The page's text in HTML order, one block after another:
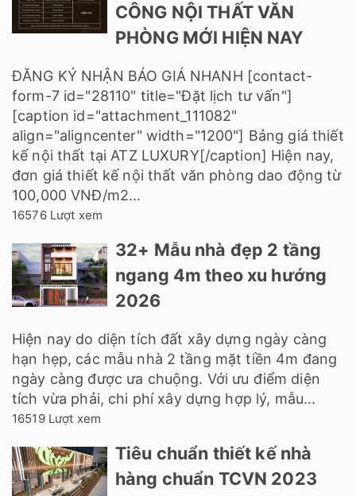
CÔNG NỘI THẤT VĂN
PHÒNG MỚI HIỆN NAY
ĐĂNG KÝ NHẬN BÁO GIÁ NHANH [contact-
form-7 id="28110" title="Đặt lịch tư vấn"]
[caption id="attachment_111082"
align="aligncenter" width="1200"] Bảng giá thiết
kế nội thất tại ATZ LUXURY[/caption] Hiện nay,
đơn giá thiết kế nội thất văn phòng dao động từ
100,000 VNĐ/m2...
16576 Lượt xem
32+ Mẫu nhà đẹp 2 tầng
ngang 4m theo xu hướng
2026
Hiện nay do diện tích đất xây dựng ngày càng
hạn hẹp, các mẫu nhà 2 tầng mặt tiền 4m đang
ngày càng được ưa chuộng. Với ưu điểm diện
tích vừa phải, chi phí xây dựng hợp lý, mẫu...
16519 Lượt xem
Tiêu chuẩn thiết kế nhà
hàng chuẩn TCVN 2023